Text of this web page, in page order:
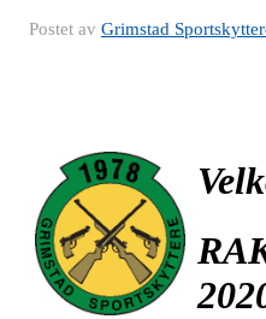
Postet av Grimstad